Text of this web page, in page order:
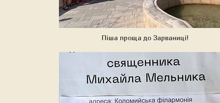
Піша проща до Зарваниці!